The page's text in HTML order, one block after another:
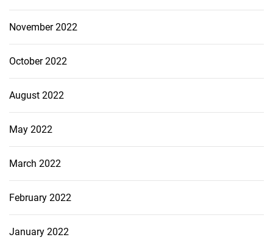
November 2022
October 2022
August 2022
May 2022
March 2022
February 2022
January 2022